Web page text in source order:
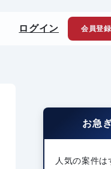
ログイン 会員登録
お急
人気の案件